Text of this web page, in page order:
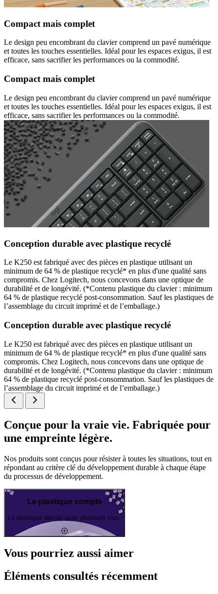
Compact mais complet
Le design peu encombrant du clavier comprend un pavé numérique
et toutes les touches essentielles. Idéal pour les espaces exigus, il est
efficace, sans sacrifier les performances ou la commodité.
Compact mais complet
Le design peu encombrant du clavier comprend un pavé numérique
et toutes les touches essentielles. Idéal pour les espaces exigus, il est
efficace, sans sacrifier les performances ou la commodité.
Conception durable avec plastique recyclé
Le K250 est fabriqué avec des pièces en plastique utilisant un
minimum de 64 % de plastique recyclé* en plus d'une qualité sans
compromis. Chez Logitech, nous concevons dans une optique de
durabilité et de longévité. (*Contenu plastique du clavier : minimum
64 % de plastique recyclé post-consommation. Sauf les plastiques de
l’assemblage du circuit imprimé et de l’emballage.)
Conception durable avec plastique recyclé
Le K250 est fabriqué avec des pièces en plastique utilisant un
minimum de 64 % de plastique recyclé* en plus d'une qualité sans
compromis. Chez Logitech, nous concevons dans une optique de
durabilité et de longévité. (*Contenu plastique du clavier : minimum
64 % de plastique recyclé post-consommation. Sauf les plastiques de
l’assemblage du circuit imprimé et de l’emballage.)
Conçue pour la vraie vie. Fabriquée pour
une empreinte légère.
Nos produits sont conçus pour résister à toutes les situations, tout en
répondant au critère clé du développement durable à chaque étape
du processus de développement.
Le plastique compte
Le plastique devrait avoir plusieurs vies.
Vous pourriez aussi aimer
Éléments consultés récemment